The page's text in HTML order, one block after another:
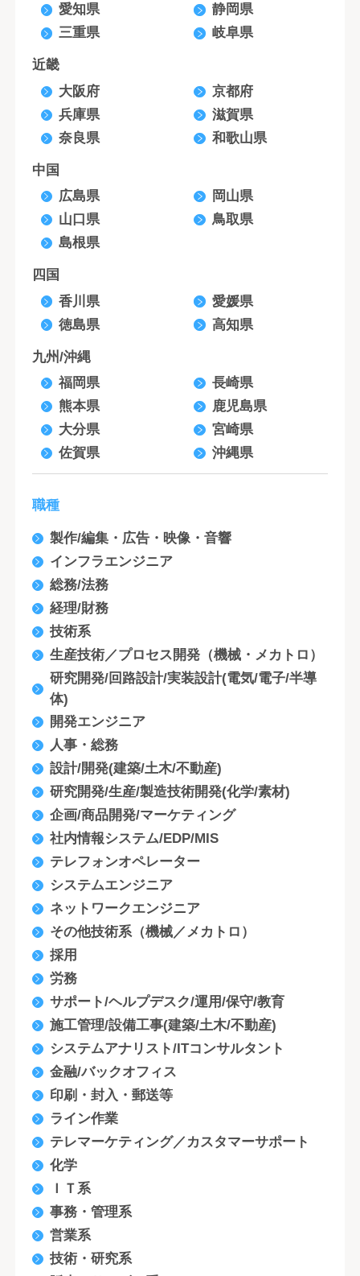
愛知県
静岡県
三重県
岐阜県
近畿
大阪府
京都府
兵庫県
滋賀県
奈良県
和歌山県
中国
広島県
岡山県
山口県
鳥取県
島根県
四国
香川県
愛媛県
徳島県
高知県
九州/沖縄
福岡県
長崎県
熊本県
鹿児島県
大分県
宮崎県
佐賀県
沖縄県
職種
製作/編集・広告・映像・音響
インフラエンジニア
総務/法務
経理/財務
技術系
生産技術／プロセス開発（機械・メカトロ）
研究開発/回路設計/実装設計(電気/電子/半導
体)
開発エンジニア
人事・総務
設計/開発(建築/土木/不動産)
研究開発/生産/製造技術開発(化学/素材)
企画/商品開発/マーケティング
社内情報システム/EDP/MIS
テレフォンオペレーター
システムエンジニア
ネットワークエンジニア
その他技術系（機械／メカトロ）
採用
労務
サポート/ヘルプデスク/運用/保守/教育
施工管理/設備工事(建築/土木/不動産)
システムアナリスト/ITコンサルタント
金融/バックオフィス
印刷・封入・郵送等
ライン作業
テレマーケティング／カスタマーサポート
化学
ＩＴ系
事務・管理系
営業系
技術・研究系